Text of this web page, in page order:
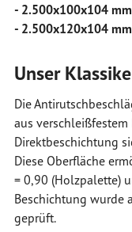
- 2.500x100x104 mm
- 2.500x120x104 mm
Unser
Die
aus
Direktbeschichtung
Diese Oberfläche
= 0,90 (Holzpalette)
Beschichtung wurde
geprüft.